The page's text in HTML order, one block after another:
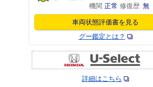
機関 正常 修復歴 無
車両状態評価書を見る
グー鑑定とは？
詳細はこちら